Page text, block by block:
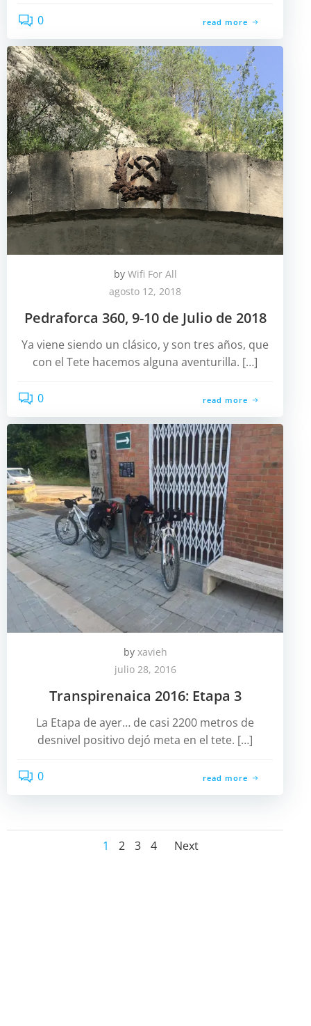
0 read more
by Wifi For All
agosto 12, 2018
Pedraforca 360, 9-10 de Julio de 2018
Ya viene siendo un clásico, y son tres años, que
con el Tete hacemos alguna aventurilla. […]
0 read more
by xavieh
julio 28, 2016
Transpirenaica 2016: Etapa 3
La Etapa de ayer… de casi 2200 metros de
desnivel positivo dejó meta en el tete. […]
0 read more
Navegación
Página
1 Página
2 Página
3 Página
4 Next